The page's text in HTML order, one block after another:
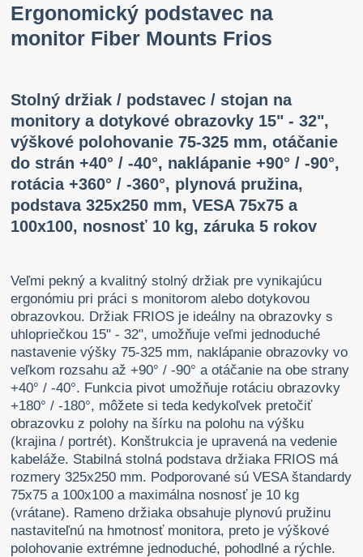
Ergonomický podstavec na
monitor Fiber Mounts Frios
Stolný držiak / podstavec / stojan na
monitory a dotykové obrazovky 15" - 32",
výškové polohovanie 75-325 mm, otáčanie
do strán +40° / -40°, naklápanie +90° / -90°,
rotácia +360° / -360°, plynová pružina,
podstava 325x250 mm, VESA 75x75 a
100x100, nosnosť 10 kg, záruka 5 rokov
Veľmi pekný a kvalitný stolný držiak pre vynikajúcu
ergonómiu pri práci s monitorom alebo dotykovou
obrazovkou. Držiak FRIOS je ideálny na obrazovky s
uhlopriečkou 15" - 32", umožňuje veľmi jednoduché
nastavenie výšky 75-325 mm, naklápanie obrazovky vo
veľkom rozsahu až +90° / -90° a otáčanie na obe strany
+40° / -40°. Funkcia pivot umožňuje rotáciu obrazovky
+180° / -180°, môžete si teda kedykoľvek pretočiť
obrazovku z polohy na šírku na polohu na výšku
(krajina / portrét). Konštrukcia je upravená na vedenie
kabeláže. Stabilná stolná podstava držiaka FRIOS má
rozmery 325x250 mm. Podporované sú VESA štandardy
75x75 a 100x100 a maximálna nosnosť je 10 kg
(vrátane). Rameno držiaka obsahuje plynovú pružinu
nastaviteľnú na hmotnosť monitora, preto je výškové
polohovanie extrémne jednoduché, pohodlné a rýchle.